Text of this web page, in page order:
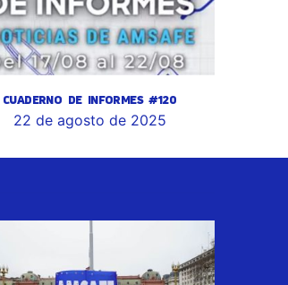
CUADERNO DE INFORMES #120
22 de agosto de 2025